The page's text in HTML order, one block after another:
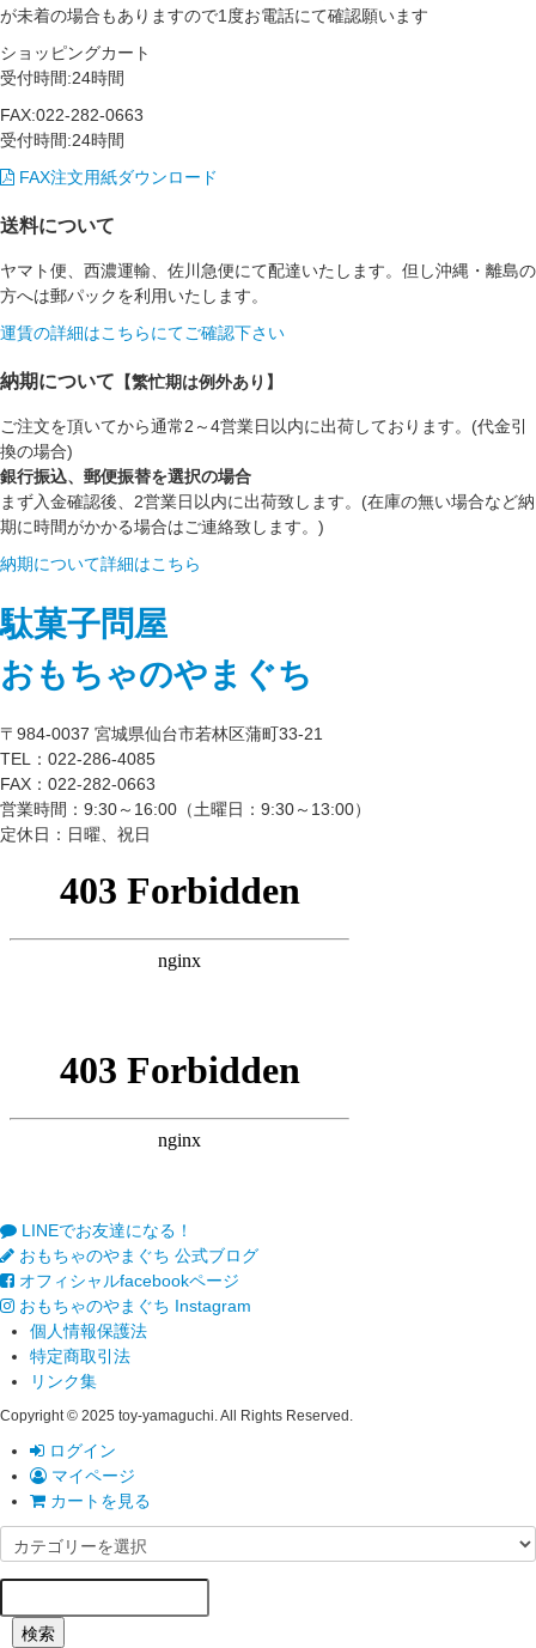
が未着の場合もありますので1度お電話にて確認願います
ショッピングカート
受付時間:24時間
FAX:022-282-0663
受付時間:24時間
FAX注文用紙ダウンロード
送料について
ヤマト便、西濃運輸、佐川急便にて配達いたします。但し沖縄・離島の
方へは郵パックを利用いたします。
運賃の詳細はこちらにてご確認下さい
納期について 【繁忙期は例外あり】
ご注文を頂いてから通常2～4営業日以内に出荷しております。(代金引
換の場合)
銀行振込、郵便振替を選択の場合
まず入金確認後、2営業日以内に出荷致します。(在庫の無い場合など納
期に時間がかかる場合はご連絡致します。)
納期について詳細はこちら
駄菓子問屋
おもちゃのやまぐち
〒984-0037 宮城県仙台市若林区蒲町33-21
TEL：022-286-4085
FAX：022-282-0663
営業時間：9:30～16:00（土曜日：9:30～13:00）
定休日：日曜、祝日
LINEでお友達になる！
おもちゃのやまぐち 公式ブログ
オフィシャルfacebookページ
おもちゃのやまぐち Instagram
個人情報保護法
特定商取引法
リンク集
Copyright © 2025 toy-yamaguchi. All Rights Reserved.
ログイン
マイページ
カートを見る
検索